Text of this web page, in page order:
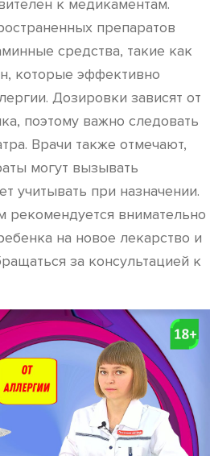
к медикаментам.
препаратов
средства, такие как
которые эффективно
Дозировки зависят от
поэтому важно следовать
Врачи также отмечают,
могут вызывать
учитывать при назначении.
рекомендуется внимательно
на новое лекарство и
за консультацией к